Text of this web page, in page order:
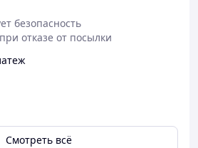
безопасность
отказе от посылки
Смотреть всё